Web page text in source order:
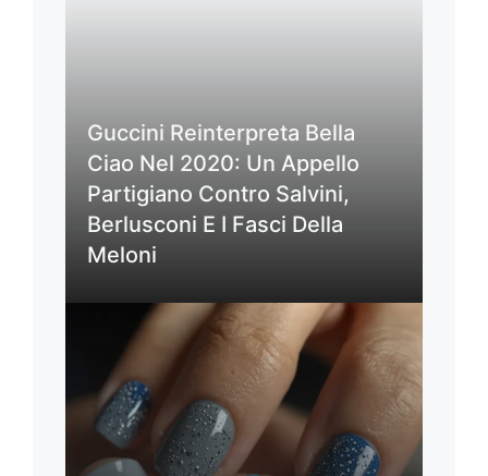
Guccini Reinterpreta Bella
Ciao Nel 2020: Un Appello
Partigiano Contro Salvini,
Berlusconi E I Fasci Della
Meloni